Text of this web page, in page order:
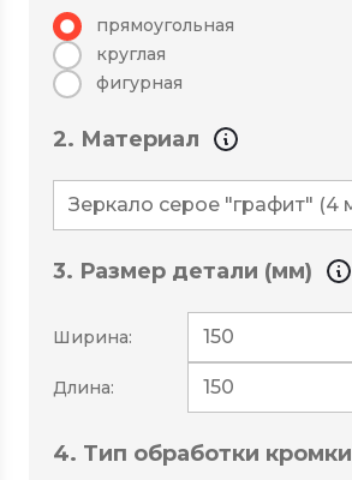
прямоугольная
круглая
фигурная
2. Материал
3. Размер детали (мм)
Ширина:
Длина:
4. Тип обработки кромки